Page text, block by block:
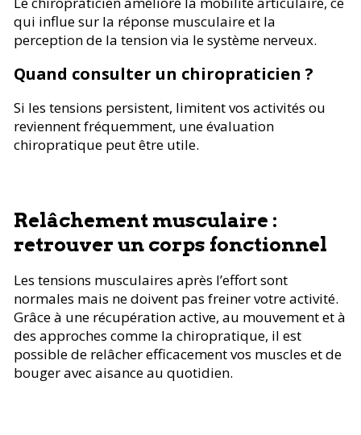
qui influe sur la réponse musculaire et la
perception de la tension via le système nerveux.
Quand consulter un chiropraticien ?
Si les tensions persistent, limitent vos activités ou
reviennent fréquemment, une évaluation
chiropratique peut être utile.
Relâchement musculaire :
retrouver un corps fonctionnel
Les tensions musculaires après l’effort sont
normales mais ne doivent pas freiner votre activité.
Grâce à une récupération active, au mouvement et à
des approches comme la chiropratique, il est
possible de relâcher efficacement vos muscles et de
bouger avec aisance au quotidien.